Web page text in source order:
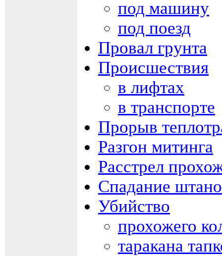
под машину
под поезд
Провал грунта
Происшествия
в лифтах
в транспорте
Прорыв
Разгон митинга
Расстрел
Спадание
Убийство
прохожего
таракана